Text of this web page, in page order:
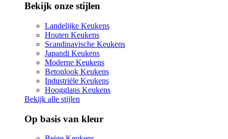
Bekijk onze stijlen
Landelijke Keukens
Houten Keukens
Scandinavische Keukens
Japandi Keukens
Moderne Keukens
Betonlook Keukens
Industriële Keukens
Hoogglans Keukens
Bekijk alle stijlen
Op basis van kleur